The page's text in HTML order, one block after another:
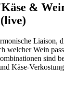
&
Liaison,
welcher Wein
sind
Käse-